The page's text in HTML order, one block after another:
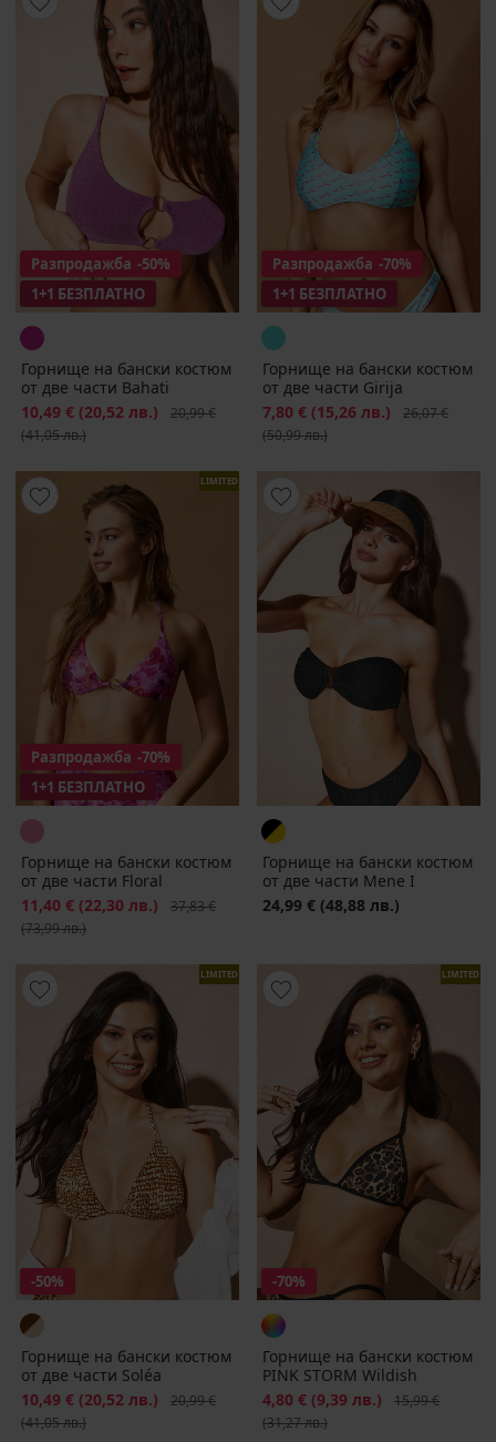
Разпродажба -50%
1+1 БЕЗПЛАТНО
Горнище на бански костюм
от две части Bahati
Намаление
10,49 € (20,52 лв.) Първоначална цена
20,99 €
(41,05 лв.)
Разпродажба -70%
1+1 БЕЗПЛАТНО
Горнище на бански костюм
от две части Girija
Намаление
7,80 € (15,26 лв.)
26,07 €
(50,99 лв.)
LIMITED
Разпродажба -70%
1+1 БЕЗПЛАТНО
Горнище на бански костюм
от две части Floral
Намаление
11,40 € (22,30 лв.) Първоначална цена
37,83 €
(73,99 лв.)
Горнище на бански костюм
от две части Mene I
24,99 € (48,88 лв.)
LIMITED
-50%
Горнище на бански костюм
от две части Soléa
Намаление
10,49 € (20,52 лв.) Първоначална цена
20,99 €
(41,05 лв.)
LIMITED
-70%
Горнище на бански костюм
PINK STORM Wildish
Намаление
4,80 € (9,39 лв.) Първоначална
15,99 €
(31,27 лв.)